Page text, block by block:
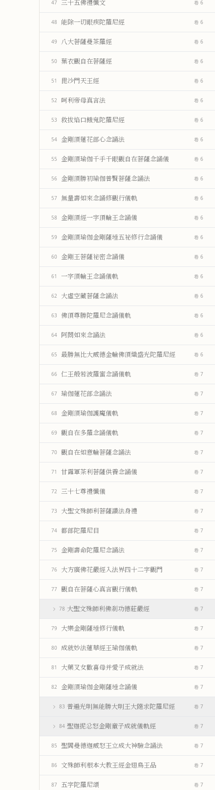
47 三十五佛禮懺文 卷 6
48 能除一切眼疾陀羅尼經 卷 6
49 八大菩薩曼茶羅經 卷 6
50 葉衣觀自在菩薩經 卷 6
51 毘沙門天王經 卷 6
52 呵利帝母真言法 卷 6
53 救拔焰口餓鬼陀羅尼經 卷 6
54 金剛頂蓮花部心念誦法 卷 6
55 金剛頂瑜伽千手千眼觀自在菩薩念誦儀 卷 6
56 金剛頂勝初瑜伽普賢菩薩念誦法 卷 6
57 無量壽如來念誦修觀行儀軌 卷 6
58 金剛頂經一字頂輪王念誦儀 卷 6
59 金剛頂瑜伽金剛薩埵五祕修行念誦儀 卷 6
60 金剛王菩薩祕密念誦儀 卷 6
61 一字頂輪王念誦儀軌 卷 6
62 大虛空藏菩薩念誦法 卷 6
63 佛頂尊勝陀羅尼念誦儀軌 卷 6
64 阿閦如來念誦法 卷 6
65 最勝無比大威德金輪佛頂熾盛光陀羅尼經 卷 6
66 仁王般若波羅蜜念誦儀軌 卷 7
67 瑜伽蓮花部念誦法 卷 7
68 金剛頂瑜伽護魔儀軌 卷 7
69 觀自在多羅念誦儀軌 卷 7
70 觀自在如意輪菩薩念誦法 卷 7
71 甘露軍茶利菩薩供養念誦儀 卷 7
72 三十七尊禮懺儀 卷 7
73 大聖文殊師利菩薩讚法身禮 卷 7
74 都部陀羅尼目 卷 7
75 金剛壽命陀羅尼念誦法 卷 7
76 大方廣佛花嚴經入法界四十二字觀門 卷 7
77 觀自在菩薩心真言觀行儀軌 卷 7
78 大聖文殊師利佛剎功德莊嚴經 卷 7
79 大樂金剛薩埵修行儀軌 卷 7
80 成就妙法蓮華經王瑜伽儀軌 卷 7
81 大藥叉女歡喜母并愛子成就法 卷 7
82 金剛頂瑜伽金剛薩埵念誦儀 卷 7
83 普遍光明無能勝大明王大隨求陀羅尼經 卷 7
84 聖迦抳忿怒金剛童子成就儀軌經 卷 7
85 聖閻曼德迦威怒王立成大神驗念誦法 卷 7
86 文殊師利根本大教王經金翅鳥王品 卷 7
87 五字陀羅尼頌 卷 7